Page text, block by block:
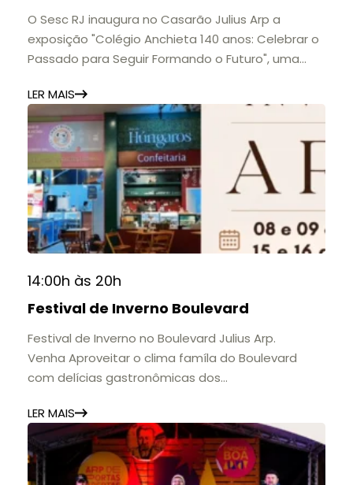
O Sesc RJ inaugura no Casarão Julius Arp a
exposição "Colégio Anchieta 140 anos: Celebrar o
Passado para Seguir Formando o Futuro", uma
importantes instituições de ensino de Nova
Friburgo e do Brasil.
A mostra convida o público a conhecer o legado
do Colégio Anchieta por meio de documentos,
histórias e marcos que evidenciam sua
contribuição para a educação, a cultura e a
formação de gerações.
📍 Casarão Julius Arp
📅 Até 30 de setembro
11h às 17h
🎟️ Entrada gratuita.
LER MAIS
14:00h às 20h
Festival de Inverno Boulevard
Festival de Inverno no Boulevard Julius Arp.
Venha Aproveitar o clima famíla do Boulevard
com delícias gastronômicas dos
LER MAIS